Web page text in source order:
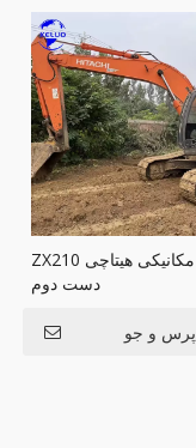
بیل مکانیکی هیتاچی ZX210
دست دوم
پرس و جو